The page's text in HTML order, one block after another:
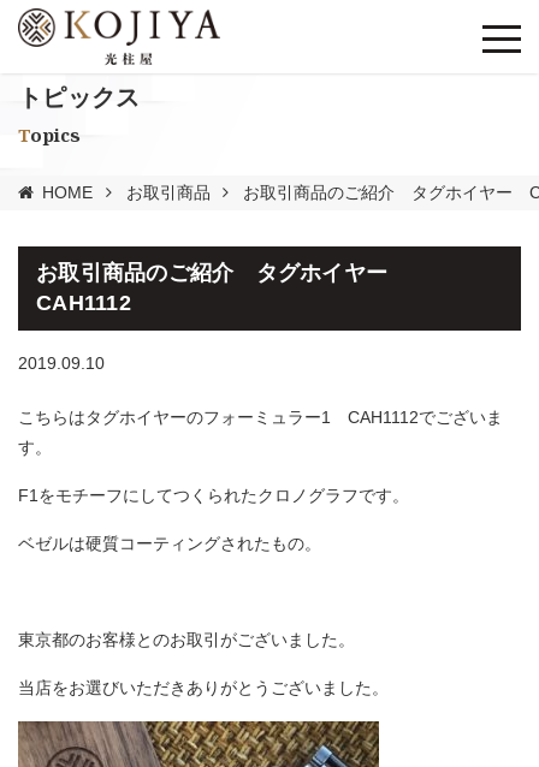
トピックス
Topics
HOME お取引商品 お取引商品のご紹介 タグホイヤー
お取引商品のご紹介 タグホイヤー
CAH1112
2019.09.10
こちらはタグホイヤーのフォーミュラー1 CAH1112でございま
す。
F1をモチーフにしてつくられたクロノグラフです。
ベゼルは硬質コーティングされたもの。
東京都のお客様とのお取引がございました。
当店をお選びいただきありがとうございました。